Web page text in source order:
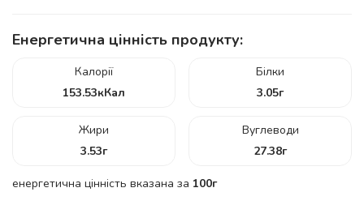
Енергетична цінність продукту:
Калорії
153.53кКал
Білки
3.05г
Жири
3.53г
Вуглеводи
27.38г
енергетична цінність вказана за 100г